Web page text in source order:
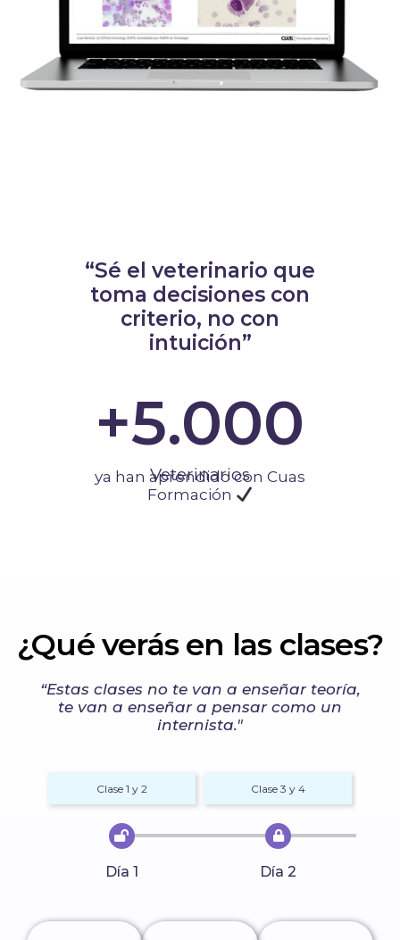
“Sé el veterinario que
toma decisiones con
criterio, no con
intuición”
Veterinarios
+5.000
ya han aprendido con Cuas
Formación
¿Qué verás en las clases?
“Estas clases no te van a enseñar teoría,
te van a enseñar a pensar como un
internista."
Clase 1 y 2 Clase 3 y 4
Día 1 Día 2